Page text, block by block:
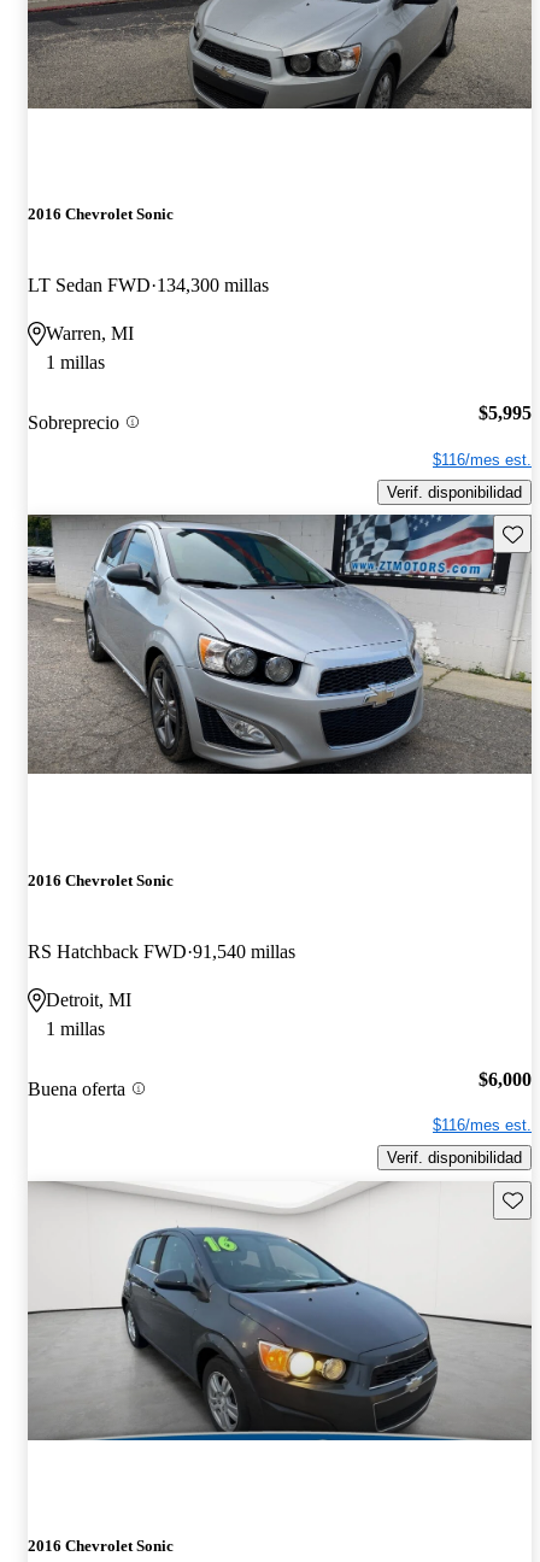
2016 Chevrolet Sonic
LT Sedan FWD 134,300 millas
Warren, MI
1 millas
Sobreprecio $5,995
$116/mes est.
Verif. disponibilidad
2016 Chevrolet Sonic
RS Hatchback FWD 91,540 millas
Detroit, MI
1 millas
Buena oferta $6,000
$116/mes est.
Verif. disponibilidad
2016 Chevrolet Sonic